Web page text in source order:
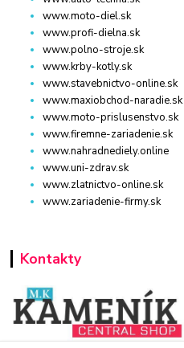
www.moto-diel.sk
www.profi-dielna.sk
www.polno-stroje.sk
www.krby-kotly.sk
www.stavebnictvo-online.sk
www.maxiobchod-naradie.sk
www.moto-prislusenstvo.sk
www.firemne-zariadenie.sk
www.nahradnediely.online
www.uni-zdrav.sk
www.zlatnictvo-online.sk
www.zariadenie-firmy.sk
Kontakty